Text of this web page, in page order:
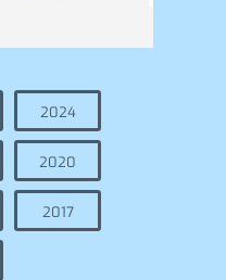
2024
2020
2017